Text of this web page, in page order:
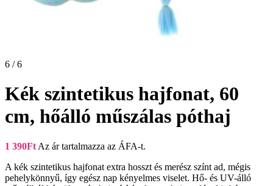
6 / 6
Kék szintetikus hajfonat, 60
cm, hőálló műszálas póthaj
1 390Ft Az ár tartalmazza az ÁFA-t.
A kék szintetikus hajfonat extra hosszt és merész színt ad, mégis
pehelykönnyű, így egész nap kényelmes viselet. Hő- és UV-álló